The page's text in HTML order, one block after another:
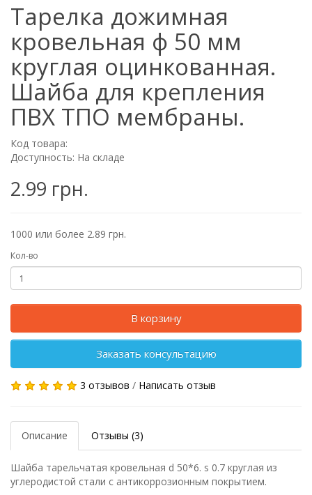
Тарелка дожимная
кровельная ф 50 мм
круглая оцинкованная.
Шайба для крепления
ПВХ ТПО мембраны.
Код товара:
Доступность: На складе
2.99 грн.
1000 или более 2.89 грн.
Кол-во
В корзину
Заказать консультацию
3 отзывов / Написать отзыв
Описание Отзывы (3)
Шайба тарельчатая кровельная d 50*6. s 0.7 круглая из
углеродистой стали с антикоррозионным покрытием.